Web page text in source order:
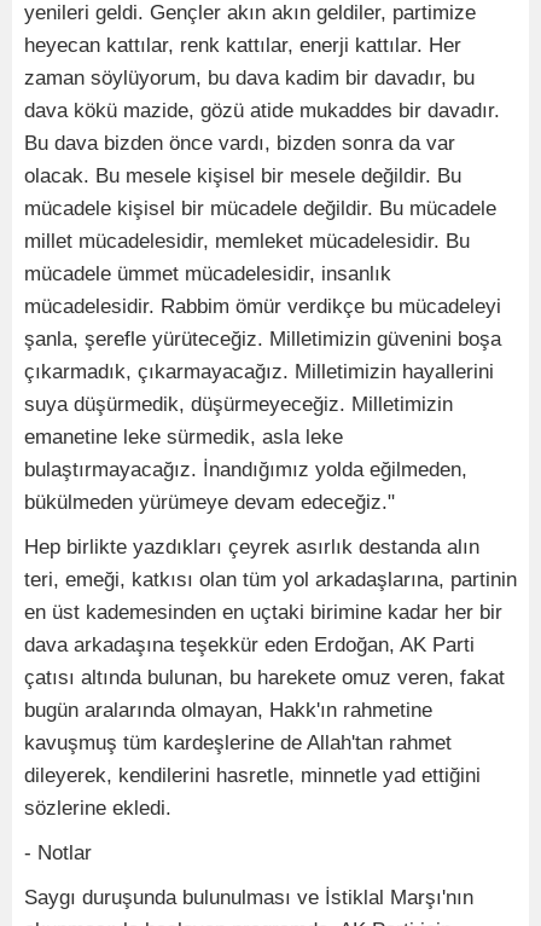
yenileri geldi. Gençler akın akın geldiler, partimize
heyecan kattılar, renk kattılar, enerji kattılar. Her
zaman söylüyorum, bu dava kadim bir davadır, bu
dava kökü mazide, gözü atide mukaddes bir davadır.
Bu dava bizden önce vardı, bizden sonra da var
olacak. Bu mesele kişisel bir mesele değildir. Bu
mücadele kişisel bir mücadele değildir. Bu mücadele
millet mücadelesidir, memleket mücadelesidir. Bu
mücadele ümmet mücadelesidir, insanlık
mücadelesidir. Rabbim ömür verdikçe bu mücadeleyi
şanla, şerefle yürüteceğiz. Milletimizin güvenini boşa
çıkarmadık, çıkarmayacağız. Milletimizin hayallerini
suya düşürmedik, düşürmeyeceğiz. Milletimizin
emanetine leke sürmedik, asla leke
bulaştırmayacağız. İnandığımız yolda eğilmeden,
bükülmeden yürümeye devam edeceğiz."
Hep birlikte yazdıkları çeyrek asırlık destanda alın
teri, emeği, katkısı olan tüm yol arkadaşlarına, partinin
en üst kademesinden en uçtaki birimine kadar her bir
dava arkadaşına teşekkür eden Erdoğan, AK Parti
çatısı altında bulunan, bu harekete omuz veren, fakat
bugün aralarında olmayan, Hakk'ın rahmetine
kavuşmuş tüm kardeşlerine de Allah'tan rahmet
dileyerek, kendilerini hasretle, minnetle yad ettiğini
sözlerine ekledi.
- Notlar
Saygı duruşunda bulunulması ve İstiklal Marşı'nın